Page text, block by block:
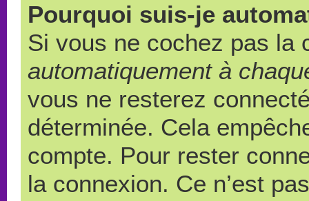
Pourquoi suis-je
Si vous ne cochez pas la
automatiquement à
vous ne resterez
déterminée. Cela
compte. Pour rester
la connexion. Ce n’est